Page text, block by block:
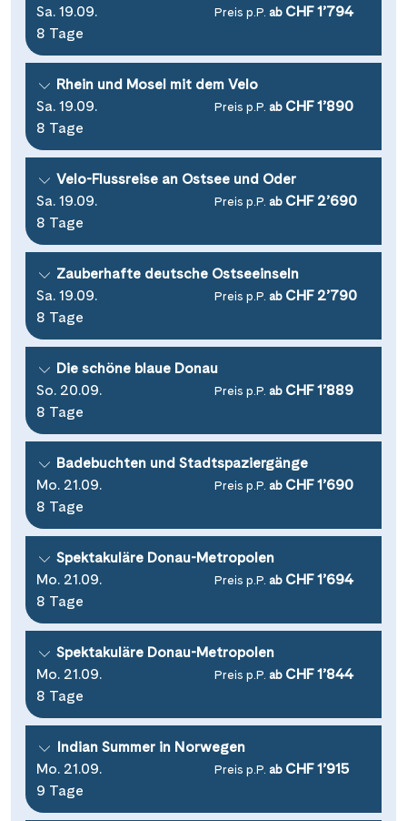
Sa. 19.09.
8 Tage
Preis p.P. ab CHF 1’794
Rhein und Mosel mit dem Velo
Sa. 19.09.
8 Tage
Preis p.P. ab CHF 1’890
Velo-Flussreise an Ostsee und Oder
Sa. 19.09.
8 Tage
Preis p.P. ab CHF 2’690
Zauberhafte deutsche Ostseeinseln
Sa. 19.09.
8 Tage
Preis p.P. ab CHF 2’790
Die schöne blaue Donau
So. 20.09.
8 Tage
Preis p.P. ab CHF 1’889
Badebuchten und Stadtspaziergänge
Mo. 21.09.
8 Tage
Preis p.P. ab CHF 1’690
Spektakuläre Donau-Metropolen
Mo. 21.09.
8 Tage
Preis p.P. ab CHF 1’694
Spektakuläre Donau-Metropolen
Mo. 21.09.
8 Tage
Preis p.P. ab CHF 1’844
Indian Summer in Norwegen
Mo. 21.09.
9 Tage
Preis p.P. ab CHF 1’915
Wasserstrassenkreuz Magdeburg (2)
Wasserstrassenkreuz Minden
Wien
Würzburg(1)